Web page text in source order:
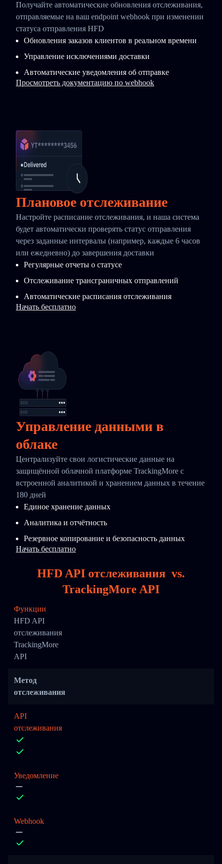
Получайте автоматические обновления отслеживания,
отправляемые на ваш endpoint webhook при изменении
статуса отправления HFD
Обновления заказов клиентов в реальном времени
Управление исключениями доставки
Автоматические уведомления об отправке
Просмотреть документацию по webhook
Плановое отслеживание
Настройте расписание отслеживания, и наша система
будет автоматически проверять статус отправления
через заданные интервалы (например, каждые 6 часов
или ежедневно) до завершения доставки
Регулярные отчеты о статусе
Отслеживание трансграничных отправлений
Автоматические расписания отслеживания
Начать бесплатно
Управление данными в
облаке
Централизуйте свои логистические данные на
защищённой облачной платформе TrackingMore с
встроенной аналитикой и хранением данных в течение
180 дней
Единое хранение данных
Аналитика и отчётность
Резервное копирование и безопасность данных
Начать бесплатно
HFD API отслеживания vs.
TrackingMore API
Функции
HFD API
отслеживания
TrackingMore
API
Метод
отслеживания
API
отслеживания
Уведомление
Webhook